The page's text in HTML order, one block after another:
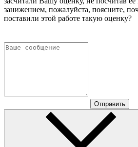
занижением, пожалуйста, поясните,
поставили этой работе такую оценку?
Отправить